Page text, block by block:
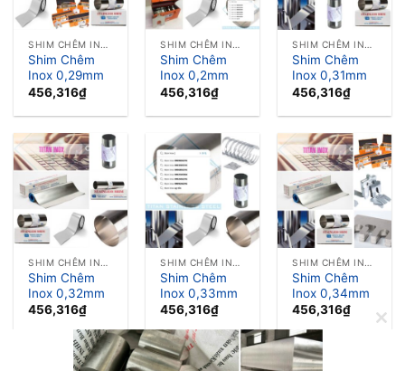
SHIM CHÊM INOX LÁ CĂN INOX
Shim Chêm
Inox 0,29mm
456,316₫
SHIM CHÊM INOX LÁ CĂN INOX
Shim Chêm
Inox 0,2mm
456,316₫
SHIM CHÊM INOX LÁ CĂN INOX
Shim Chêm
Inox 0,31mm
456,316₫
Shim Chêm
Inox 0,32mm
456,316₫
Shim Chêm
Inox 0,33mm
456,316₫
Shim Chêm
Inox 0,34mm
456,316₫